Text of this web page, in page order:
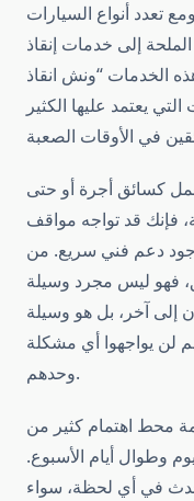
تعدد أنواع السيارات
إلى خدمات إنقاذ
الخدمات “ونش انقاذ
يعتمد عليها الكثير
كسائق أجرة أو حتى
فإنك قد تواجه مواقف
دعم فني سريع. من
فهو ليس مجرد وسيلة
إلى آخر، بل هو وسيلة
لن يواجهوا أي مشكلة
وحدهم.
محط اهتمام كثير من
وطوال أيام الأسبوع.
في أي لحظة، سواء